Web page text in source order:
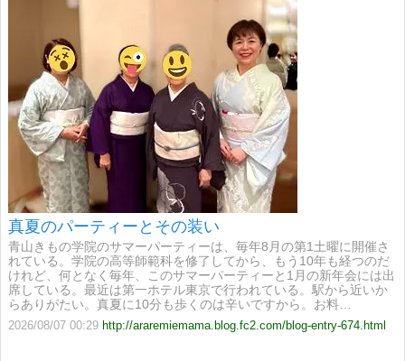
真夏のパーティーとその装い
青山きもの学院のサマーパーティーは、毎年8月の第1土曜に開催さ
れている。学院の高等師範科を修了してから、もう10年も経つのだ
けれど、何となく毎年、このサマーパーティーと1月の新年会には出
席している。最近は第一ホテル東京で行われている。駅から近いか
らありがたい。真夏に10分も歩くのは辛いですから。お料…
2026/08/07 00:29 http://araremiemama.blog.fc2.com/blog-entry-674.html